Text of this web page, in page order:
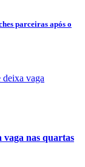
parceiras após o
vaga nas quartas